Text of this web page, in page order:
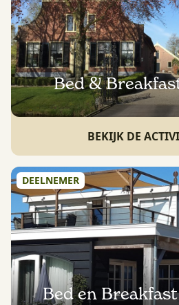
Bed &
BEKIJK DE
DEELNEMER
Bed en